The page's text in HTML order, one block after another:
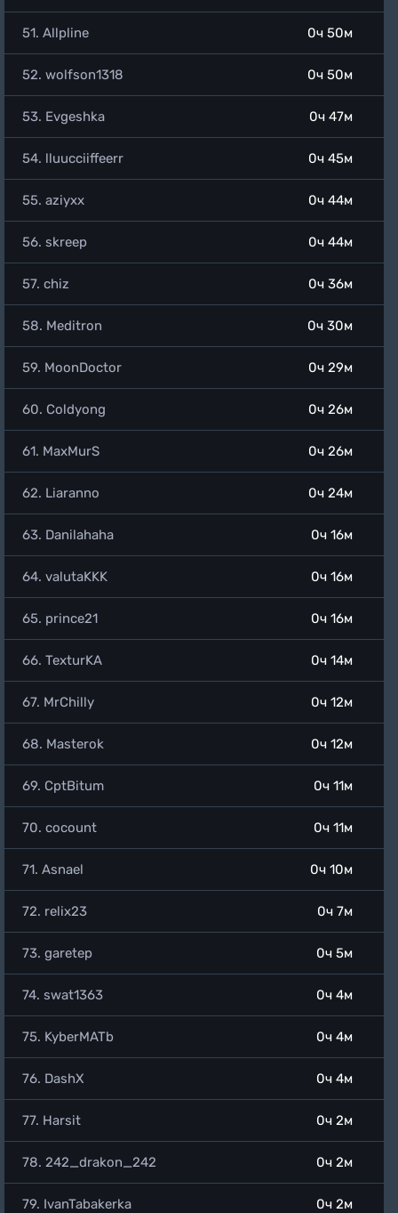
51. Allpline 0ч 50м
52. wolfson1318 0ч 50м
53. Evgeshka 0ч 47м
54. lluucciiffeerr 0ч 45м
55. aziyxx 0ч 44м
56. skreep 0ч 44м
57. chiz 0ч 36м
58. Meditron 0ч 30м
59. MoonDoctor 0ч 29м
60. Coldyong 0ч 26м
61. MaxMurS 0ч 26м
62. Liaranno 0ч 24м
63. Danilahaha 0ч 16м
64. valutaKKK 0ч 16м
65. prince21 0ч 16м
66. TexturKA 0ч 14м
67. MrChilly 0ч 12м
68. Masterok 0ч 12м
69. CptBitum 0ч 11м
70. cocount 0ч 11м
71. Asnael 0ч 10м
72. relix23 0ч 7м
73. garetep 0ч 5м
74. swat1363 0ч 4м
75. KyberMATb 0ч 4м
76. DashX 0ч 4м
77. Harsit 0ч 2м
78. 242_drakon_242 0ч 2м
79. IvanTabakerka 0ч 2м